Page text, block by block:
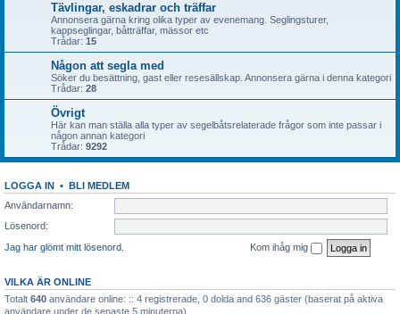
Tävlingar, eskadrar och träffar
Annonsera gärna kring olika typer av evenemang. Seglingsturer,
kappseglingar, båtträffar, mässor etc
Trådar: 15
Någon att segla med
Söker du besättning, gast eller resesällskap. Annonsera gärna i denna kategori
Trådar: 28
Övrigt
Här kan man ställa alla typer av segelbåtsrelaterade frågor som inte passar i
någon annan kategori
Trådar: 9292
LOGGA IN • BLI MEDLEM
Användarnamn:
Lösenord:
Jag har glömt mitt lösenord.
Kom ihåg mig
VILKA ÄR ONLINE
Totalt 640 användare online: :: 4 registrerade, 0 dolda and 636 gäster (baserat på aktiva
användare under de senaste 5 minuterna)